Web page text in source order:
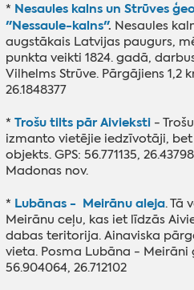
* Nesaules kalns un Strūves
"Nessaule-kalns". Nesaules
augstākais Latvijas paugurs,
punkta veikti 1824. gadā,
Vilhelms Strūve. Pārgājiens 1,2
26.1848377
* Trošu tilts pār Aivieksti -
izmanto vietējie iedzīvotāji,
objekts. GPS: 56.771135,
Madonas nov.
* Lubānas - Meirānu aleja. Tā
Meirānu ceļu, kas iet līdzās
dabas teritorija. Ainaviska
vieta. Posma Lubāna - Meirāni
56.904064, 26.712102